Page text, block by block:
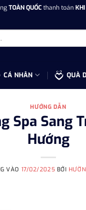
TOÀN QUỐCthanh toán
CÁ NHÂN QUÀ
HƯỚNG DẪN
Spa Sang
Hướng
VÀO 17/02/2025 BỞI